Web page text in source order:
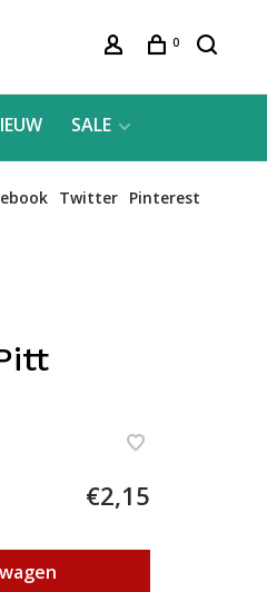
0
SALE
Twitter Pinterest
€2,15